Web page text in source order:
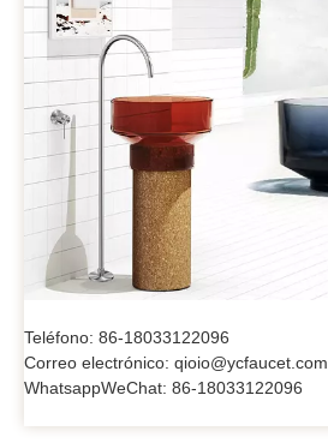
Teléfono: 86-18033122096
Correo electrónico: qioio@ycfaucet.com
WhatsappWeChat: 86-18033122096